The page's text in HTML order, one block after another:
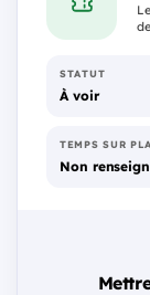
STATUT
À voir
TEMPS SUR
Non